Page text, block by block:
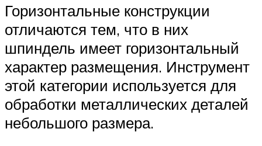
Горизонтальные конструкции
отличаются тем, что в них
шпиндель имеет горизонтальный
характер размещения. Инструмент
этой категории используется для
обработки металлических деталей
небольшого размера.